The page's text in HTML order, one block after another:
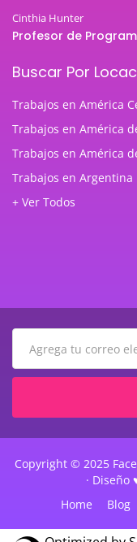
Cinthia Hunter
Profesor de
Buscar Por
Trabajos en América
Trabajos en América
Trabajos en América
Trabajos en Argentina
+ Ver Todos
Copyright © 2025
·
Home
Blog